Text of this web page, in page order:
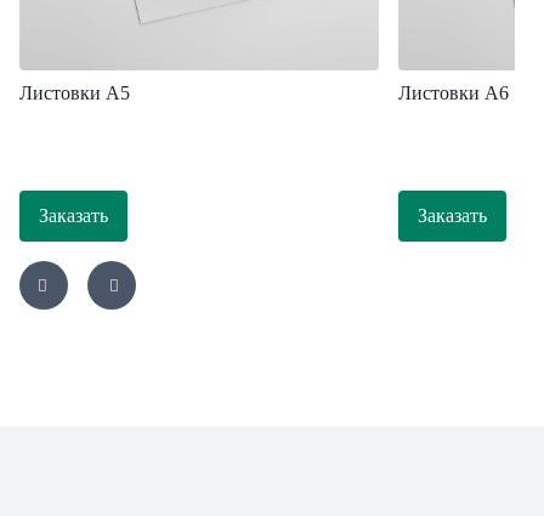
Листовки А5
Заказать
Листовки А6
Заказать